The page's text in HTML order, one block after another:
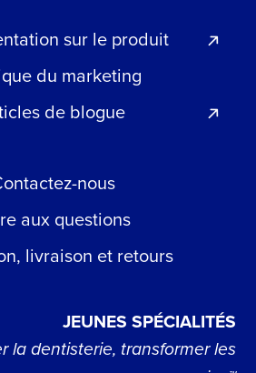
sur le produit
du marketing
de blogue
nous
aux questions
livraison et retours
JEUNES SPÉCIALITÉS
la dentisterie, transformer les